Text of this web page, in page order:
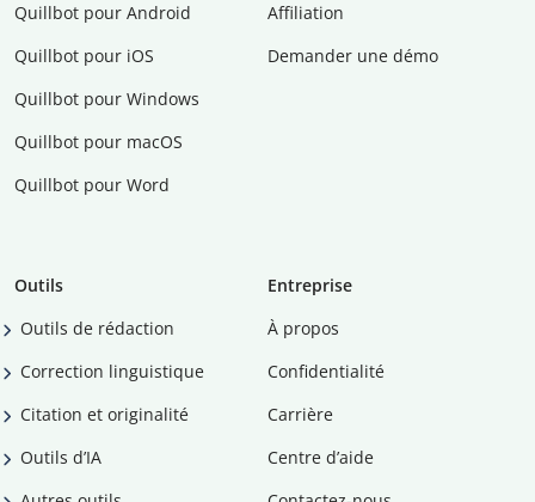
Quillbot pour Android
Quillbot pour iOS
Quillbot pour Windows
Quillbot pour macOS
Quillbot pour Word
Affiliation
Demander une démo
Outils
Outils de rédaction
Correction linguistique
Citation et originalité
Outils d’IA
Entreprise
À propos
Confidentialité
Carrière
Centre d’aide